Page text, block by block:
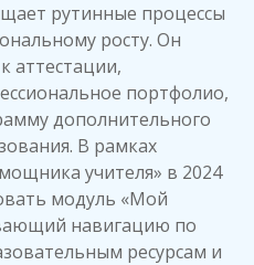
рутинные процессы
росту. Он
аттестации,
портфолио,
дополнительного
В рамках
учителя» в 2024
модуль «Мой
навигацию по
ресурсам и